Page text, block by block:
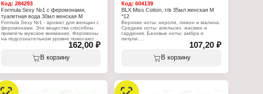
Код: 284293
Formula Sexy №1 с феромонами,
туалетная вода 30мл женская М
Formula Sexy №1 - аромат для женщин с
феромонами. Эти вещества способны
привлечь мужское внимание. Феромоны
на подсознательном уровне помогают
человеку выбирать свою половинку.
Аромат относится к семейству
фруктовых, цветочных. Верхние ноты:
яблоко, белый кедр, колокольчик,
Характеристики:
Бренд: Today Parfum
162,00 ₽
В корзину
Код:604139
BLX Miss Cotton, т/в 35мл женская М
*12
Верхние ноты: нероли, лимон и малина.
Средние ноты: апельсин, жасмин и
гардения. Базовые ноты: амбра и
пачули.
Бренд: Body Luxuries
Тип товара: туалетная вода
Million
Группа ароматов: древесный вечерний
Объем: 35 мл
107,20 ₽
В корзину